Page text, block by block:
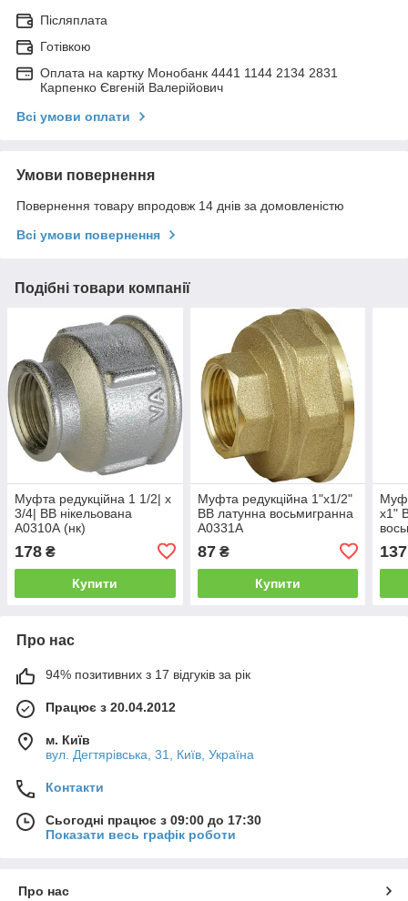
Післяплата
Готівкою
Оплата на картку Монобанк 4441 1144 2134 2831
Карпенко Євгеній Валерійович
Всі умови оплати
Умови повернення
Повернення товару впродовж 14 днів за домовленістю
Всі умови повернення
Подібні товари компанії
Муфта редукційна 1 1/2| х
3/4| ВВ нікельована
А0310А (нк)
178 ₴
Купити
Муфта редукційна 1"х1/2"
ВВ латунна восьмигранна
А0331А
87₴
Купити
х1"
137
Про нас
94% позитивних з 17 відгуків за рік
Працює з 20.04.2012
м. Київ
вул. Дегтярівська, 31, Київ, Україна
Контакти
Сьогодні працює з 09:00 до 17:30
Показати весь графік роботи
Про нас